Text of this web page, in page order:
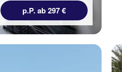
p.P. ab 297 €